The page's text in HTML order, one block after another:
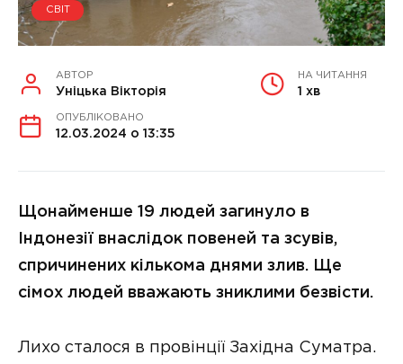
СВІТ
АВТОР
Уніцька Вікторія
НА ЧИТАННЯ
1 хв
ОПУБЛІКОВАНО
12.03.2024 о 13:35
Щонайменше 19 людей загинуло в
Індонезії внаслідок повеней та зсувів,
спричинених кількома днями злив. Ще
сімох людей вважають зниклими безвісти.
Лихо сталося в провінції Західна Суматра.